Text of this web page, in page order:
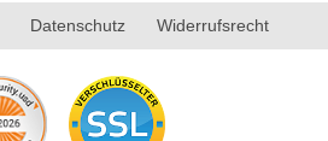
Datenschutz Widerrufsrecht